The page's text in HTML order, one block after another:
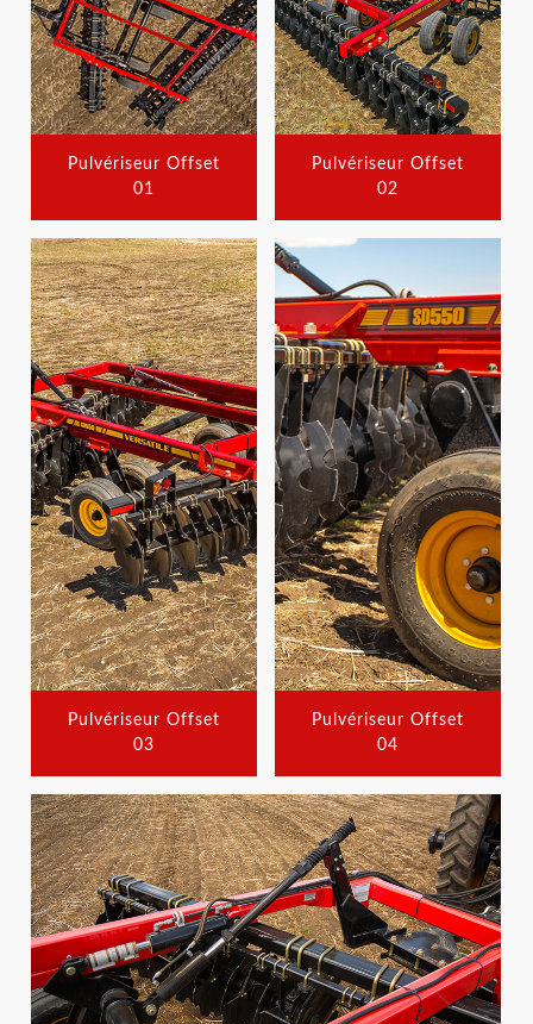
Pulvériseur Offset
01
Pulvériseur Offset
02
Pulvériseur Offset
03
Pulvériseur Offset
04